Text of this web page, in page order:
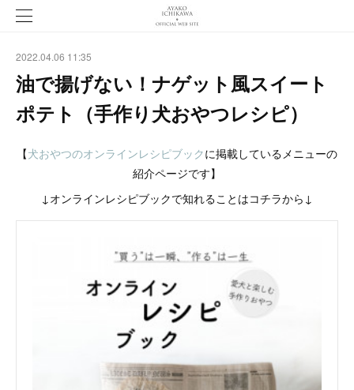
2022.04.06 11:35
油で揚げない！ナゲット風スイート
ポテト（手作り犬おやつレシピ）
【犬おやつのオンラインレシピブックに掲載しているメニューの
紹介ページです】
↓オンラインレシピブックで知れることはコチラから↓